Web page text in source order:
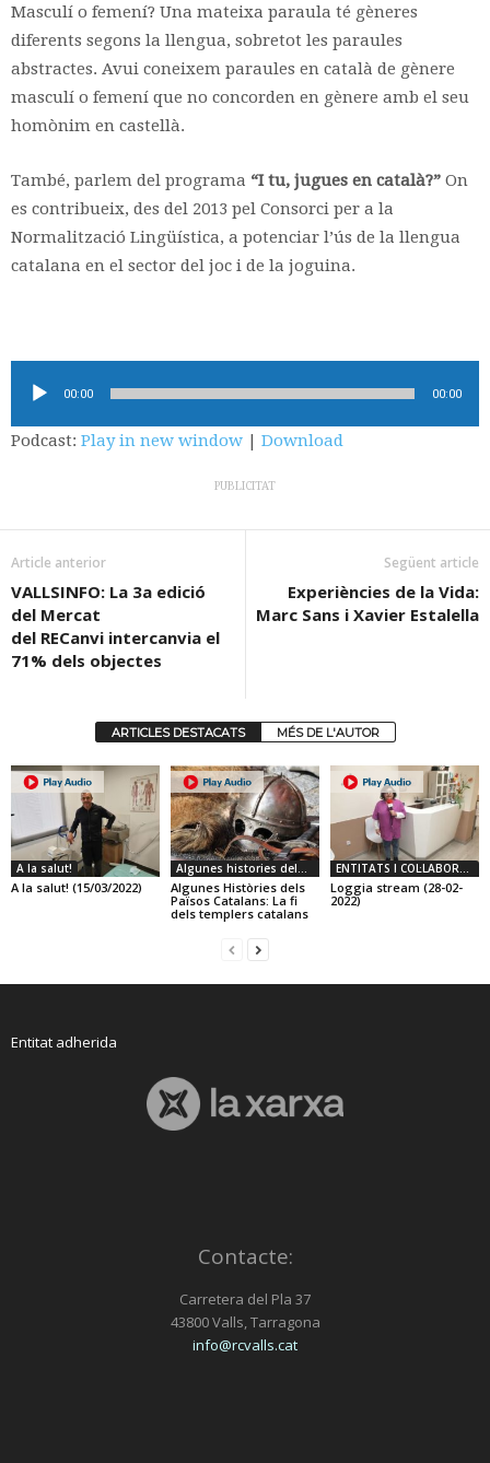
Masculí o femení? Una mateixa paraula té gèneres
diferents segons la llengua, sobretot les paraules
abstractes. Avui coneixem paraules en català de gènere
masculí o femení que no concorden en gènere amb el seu
homònim en castellà.
També, parlem del programa “I tu, jugues en català?” On
es contribueix, des del 2013 pel Consorci per a la
Normalització Lingüística, a potenciar l’ús de la llengua
catalana en el sector del joc i de la joguina.
d'àudio00:00 00:00
Podcast: Play in new window | Download
PUBLICITAT
Article anterior
VALLSINFO: La 3a edició
del Mercat
del RECanvi intercanvia el
71% dels objectes
Següent article
Experiències de la Vida:
Marc Sans i Xavier Estalella
ARTICLES DESTACATS MÉS DE L'AUTOR
A la salut!
A la salut! (15/03/2022)
Algunes Històries dels
Països Catalans: La fi
dels templers catalans
Loggia stream (28-02-
2022)
Entitat adherida
Contacte:
Carretera del Pla 37
43800 Valls, Tarragona
info@rcvalls.cat